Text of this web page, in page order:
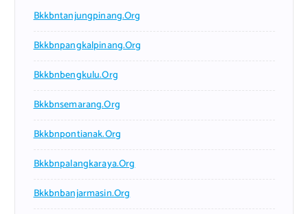
Bkkbntanjungpinang.org
Bkkbnpangkalpinang.org
Bkkbnbengkulu.org
Bkkbnsemarang.org
Bkkbnpontianak.org
Bkkbnpalangkaraya.org
Bkkbnbanjarmasin.org